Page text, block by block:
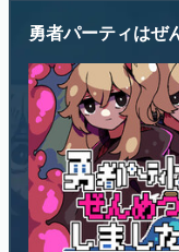
勇者パーティはぜ